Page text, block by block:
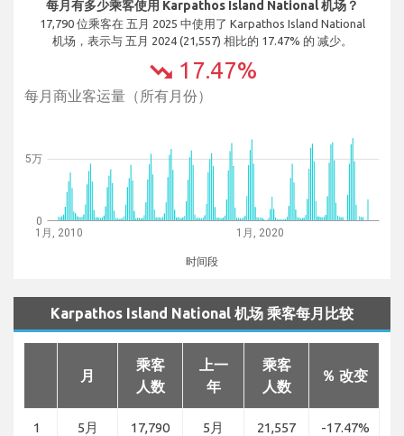
每月有多少乘客使用 Karpathos Island National 机场？
17,790 位乘客在 五月 2025 中使用了 Karpathos Island National
机场，表示与 五月 2024 (21,557) 相比的 17.47% 的 减少。
trending_down 17.47%
每月商业客运量（所有月份）
1月, 2010 1月, 2020
时间段
0
5万
Karpathos Island National 机场 乘客每月比较
月
乘客
人数
上一
年
乘客
人数
％ 改变
1
5月
17,790
5月
21,557 -17.47%